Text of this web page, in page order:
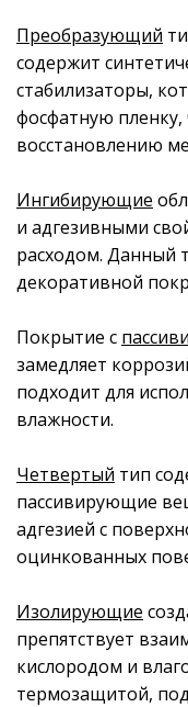
Преобразующий
содержит
стабилизаторы,
фосфатную пленку,
восстановлению
Ингибирующие
и адгезивными
расходом. Данный
декоративной
Покрытие с
замедляет
подходит для
влажности.
Четвертый тип
пассивирующие
адгезией с
оцинкованных
Изолирующие
препятствует
кислородом и
термозащитой,